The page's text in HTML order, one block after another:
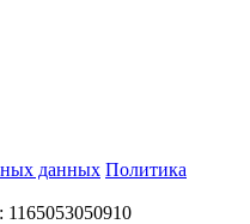
данных Политикa